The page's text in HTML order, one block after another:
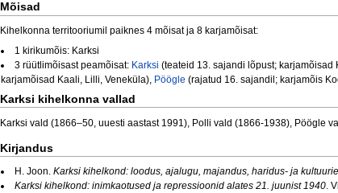
Mõisad
Kihelkonna territooriumil paiknes 4 mõisat ja 8 karjamõisat:
1 kirikumõis: Karksi
3 rüütlimõisast peamõisat: Karksi (teateid 13. sajandi lõpust; karjamõisad
karjamõisad Kaali, Lilli, Veneküla), Pöögle (rajatud 16. sajandil; karjamõis
Karksi kihelkonna vallad
Karksi vald (1866–50, uuesti aastast 1991), Polli vald (1866-1938), Pöögle
Kirjandus
H. Joon. Karksi kihelkond: loodus, ajalugu, majandus, haridus- ja
Karksi kihelkond: inimkaotused ja repressioonid alates 21. juunist 1940 .